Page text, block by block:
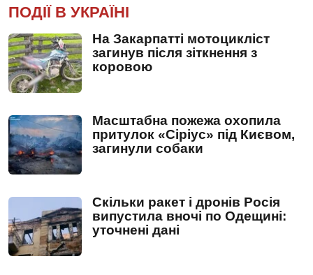
ПОДІЇ В УКРАЇНІ
На Закарпатті мотоцикліст
загинув після зіткнення з
коровою
Масштабна пожежа охопила
притулок «Сіріус» під Києвом,
загинули собаки
Скільки ракет і дронів Росія
випустила вночі по Одещині:
уточнені дані